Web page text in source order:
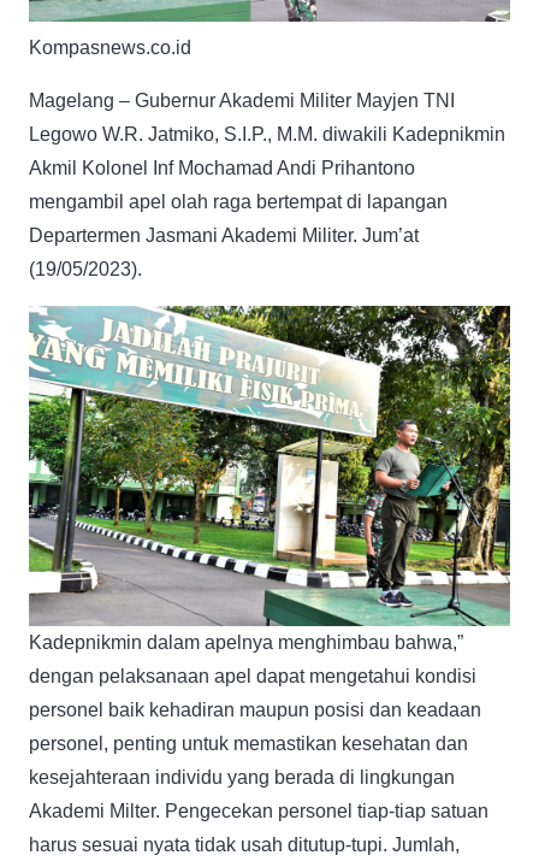
Kompasnews.co.id
Magelang – Gubernur Akademi Militer Mayjen TNI
Legowo W.R. Jatmiko, S.I.P., M.M. diwakili Kadepnikmin
Akmil Kolonel Inf Mochamad Andi Prihantono
mengambil apel olah raga bertempat di lapangan
Departermen Jasmani Akademi Militer. Jum’at
(19/05/2023).
Kadepnikmin dalam apelnya menghimbau bahwa,”
dengan pelaksanaan apel dapat mengetahui kondisi
personel baik kehadiran maupun posisi dan keadaan
personel, penting untuk memastikan kesehatan dan
kesejahteraan individu yang berada di lingkungan
Akademi Milter. Pengecekan personel tiap-tiap satuan
harus sesuai nyata tidak usah ditutup-tupi. Jumlah,